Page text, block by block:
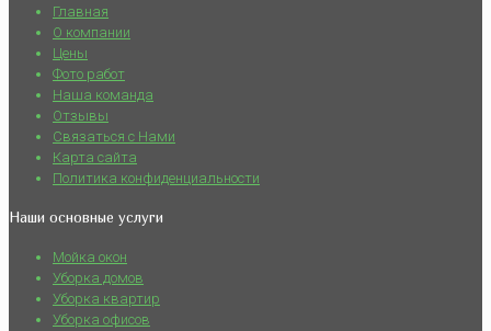
Главная
О компании
Цены
Фото работ
Наша команда
Отзывы
Связаться с Нами
Карта сайта
Политика конфиденциальности
Наши основные услуги
Мойка окон
Уборка домов
Уборка квартир
Уборка офисов